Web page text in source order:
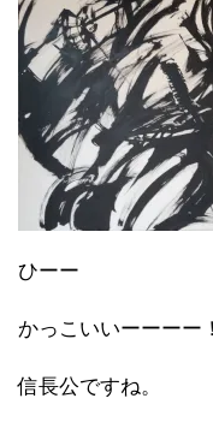
ひーー
かっこいいーーーー
信長公ですね。